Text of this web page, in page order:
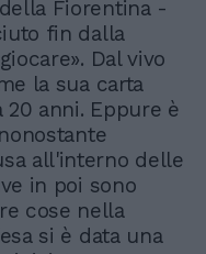
Fiorentina -
fin dalla
Dal vivo
la sua carta
anni. Eppure è
all'interno delle
in poi sono
cose nella
si è data una